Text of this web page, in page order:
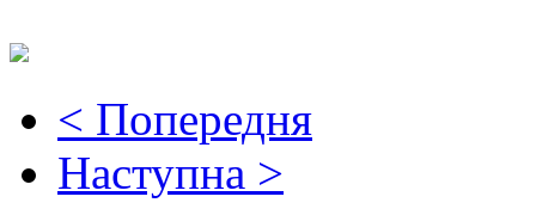
< Попередня
Наступна >